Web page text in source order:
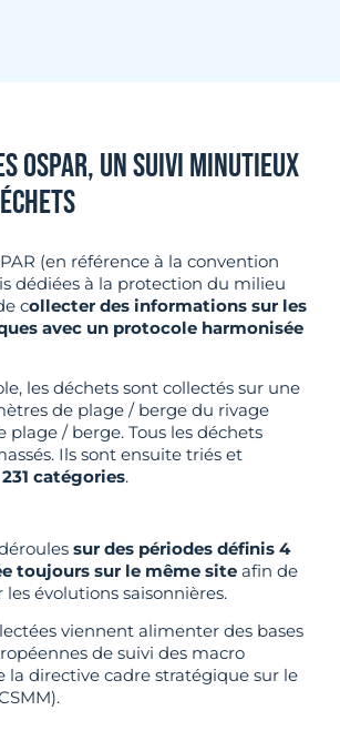
OSPAR, UN SUIVI MINUTIEUX
(en référence à la convention
dédiées à la protection du milieu
collecter des informations sur les
avec un protocole harmonisée
les déchets sont collectés sur une
de plage / berge du rivage
plage / berge. Tous les déchets
Ils sont ensuite triés et
231 catégories.
sur des périodes définis 4
toujours sur le même site afin de
évolutions saisonnières.
viennent alimenter des bases
de suivi des macro
la directive cadre stratégique sur le